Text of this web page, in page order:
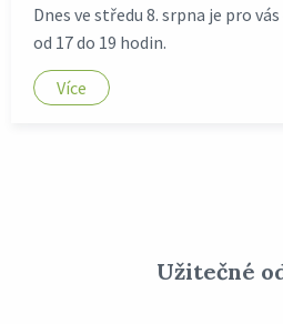
Dnes ve středu 8. srpna je pro
od 17 do 19 hodin.
Více
Užitečné